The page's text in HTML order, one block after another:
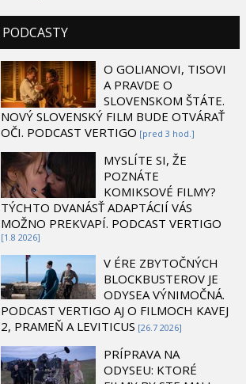
PODCASTY
O GOLIANOVI, TISOVI
A PRAVDE O
SLOVENSKOM ŠTÁTE.
NOVÝ SLOVENSKÝ FILM BUDE OTVÁRAŤ
OČI. PODCAST VERTIGO [pred 3 hod.]
MYSLÍTE SI, ŽE
POZNÁTE
KOMIKSOVÉ FILMY?
TÝCHTO DVANÁSŤ ADAPTÁCIÍ VÁS
MOŽNO PREKVAPÍ. PODCAST VERTIGO
[1.8 2026]
V ÉRE ZBYTOČNÝCH
BLOCKBUSTEROV JE
ODYSEA VÝNIMOČNÁ.
PODCAST VERTIGO AJ O FILMOCH KAVEJ
2, PRAMEŇ A LEVITICUS [26.7 2026]
PRÍPRAVA NA
ODYSEU: KTORÉ